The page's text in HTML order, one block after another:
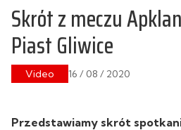
Skrót z meczu
Piast Gliwice
Video 16 / 08 / 2020
Przedstawiamy skrót